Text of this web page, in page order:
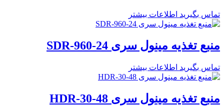
تماس بگیرید اطلاعات بیشتر
منبع تغذیه مینول سری SDR-960-24
تماس بگیرید اطلاعات بیشتر
منبع تغذیه مینول سری HDR-30-48